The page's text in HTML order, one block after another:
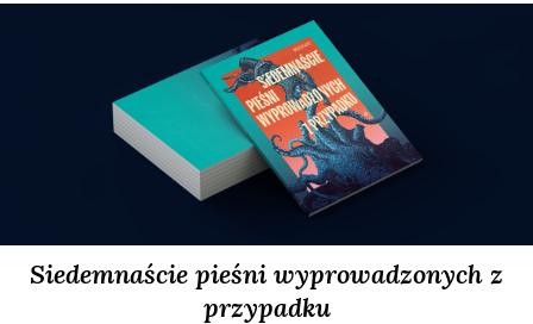
Siedemnaście pieśni wyprowadzonych z
przypadku